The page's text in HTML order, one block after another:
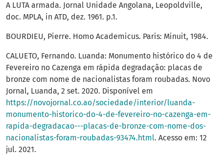
A LUTA armada. Jornal Unidade Angolana, Leopoldville,
doc. MPLA, in ATD, dez. 1961. p.1.
BOURDIEU, Pierre. Homo Academicus. Paris: Minuit, 1984.
CALUETO, Fernando. Luanda: Monumento histórico do 4 de
Fevereiro no Cazenga em rápida degradação: placas de
bronze com nome de nacionalistas foram roubadas. Novo
Jornal, Luanda, 2 set. 2020. Disponível em
https://novojornal.co.ao/sociedade/interior/luanda-
monumento-historico-do-4-de-fevereiro-no-cazenga-em-
rapida-degradacao---placas-de-bronze-com-nome-dos-
nacionalistas-foram-roubadas-93474.html. Acesso em: 12
jul. 2021.